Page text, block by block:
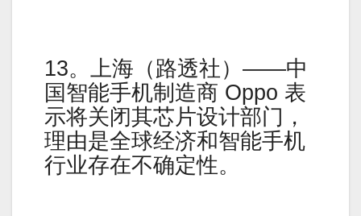
13。上海（路透社）——中
国智能手机制造商 Oppo 表
示将关闭其芯片设计部门，
理由是全球经济和智能手机
行业存在不确定性。